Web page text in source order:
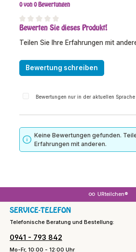
0 von 0 Bewertungen
Durchschnittliche Bewertung von 0
Bewerten Sie dieses Produkt!
Teilen Sie Ihre Erfahrungen mit
Bewertung schreiben
Bewertungen nur in der aktuellen Sprache
Keine Bewertungen gefunden.
Erfahrungen mit anderen.
URteilchen®
SERVICE-TELEFON
Telefonische Beratung und Bestellung:
0941 - 793 842
Mo-Fr, 10:00 - 12:00 Uhr